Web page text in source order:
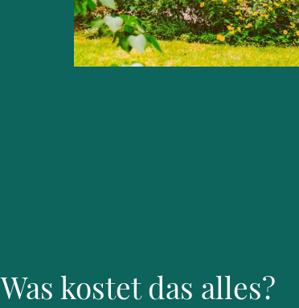
Was kostet das alles?